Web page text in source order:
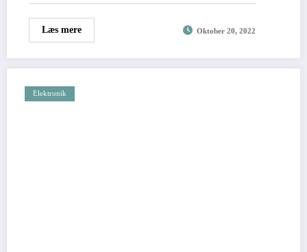
Læs mere Oktober 20, 2022
Elektronik